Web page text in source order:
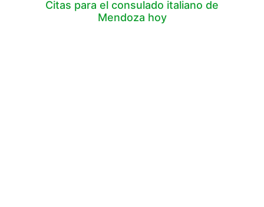
Citas para el consulado italiano de
Mendoza hoy